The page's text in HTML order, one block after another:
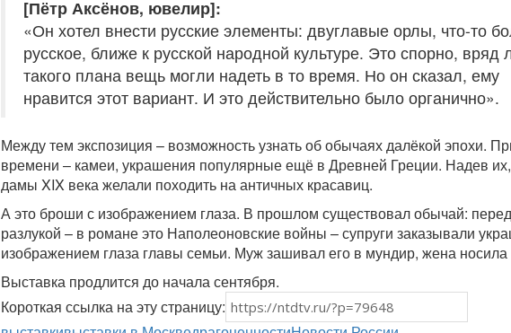
[Пётр Аксёнов, ювелир]:
«Он хотел внести русские элементы: двуглавые орлы, что-то
русское, ближе к русской народной культуре. Это спорно, вряд
такого плана вещь могли надеть в то время. Но он сказал, ему
нравится этот вариант. И это действительно было органично».
Между тем экспозиция – возможность узнать об обычаях далёкой эпохи.
времени – камеи, украшения популярные ещё в Древней Греции. Надев их,
дамы XIX века желали походить на античных красавиц.
А это броши с изображением глаза. В прошлом существовал обычай:
разлукой – в романе это Наполеоновские войны – супруги заказывали
изображением глаза главы семьи. Муж зашивал его в мундир, жена носила
Выставка продлится до начала сентября.
Короткая ссылка на эту страницу: